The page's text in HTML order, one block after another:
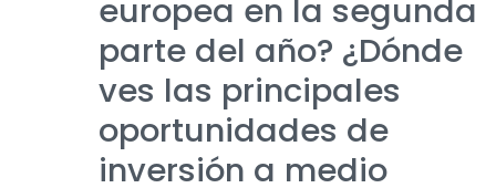
europea en la segunda
parte del año? ¿Dónde
ves las principales
oportunidades de
inversión a medio